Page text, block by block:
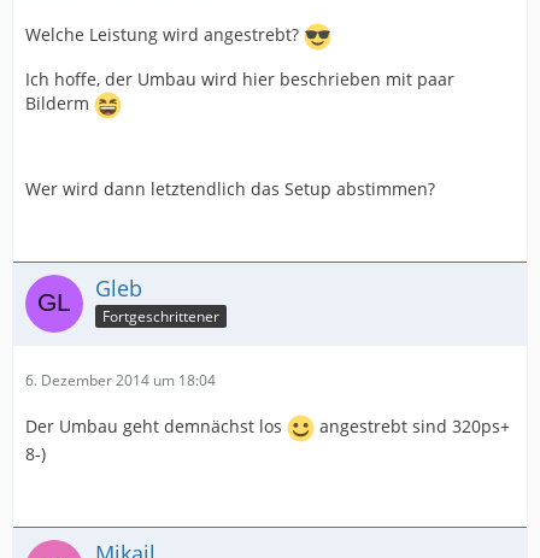
Welche Leistung wird angestrebt?
Ich hoffe, der Umbau wird hier beschrieben mit paar
Bilderm
Wer wird dann letztendlich das Setup abstimmen?
Gleb
Fortgeschrittener
6. Dezember 2014 um 18:04
Der Umbau geht demnächst los
angestrebt sind 320ps+
8-)